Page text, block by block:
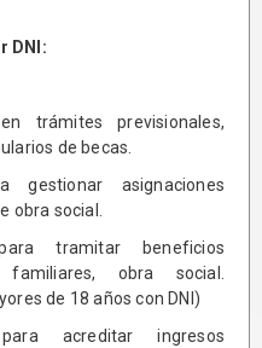
DNI:
trámites previsionales,
de becas.
gestionar asignaciones
obra social.
tramitar beneficios
familiares, obra social.
de 18 años con DNI)
acreditar ingresos